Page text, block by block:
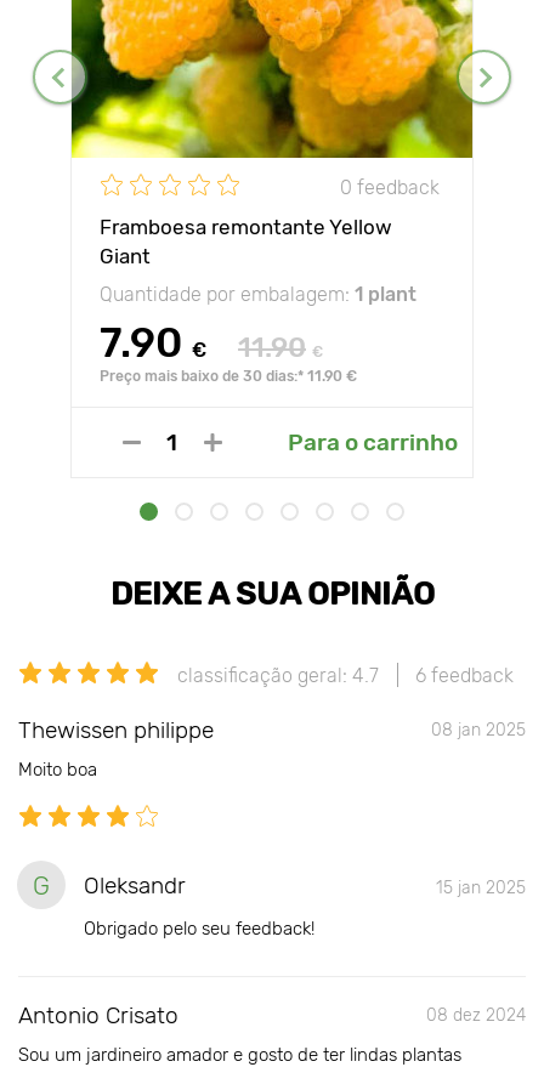
0 feedback
Framboesa remontante Yellow
Giant
Quantidade por embalagem: 1 plant
7.90 € 11.90 €
Preço mais baixo de 30 dias:* 11.90 €
Para o carrinho
DEIXE A SUA OPINIÃO
classificação geral: 4.7 6 feedback
Thewissen philippe 08 jan 2025
Moito boa
G Oleksandr 15 jan 2025
Obrigado pelo seu feedback!
Antonio Crisato 08 dez 2024
Sou um jardineiro amador e gosto de ter lindas plantas